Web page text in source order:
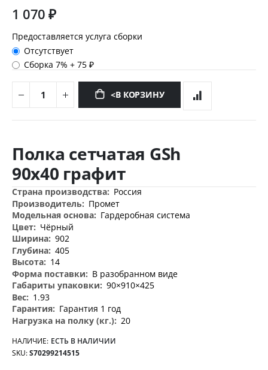
1 070 ₽
Предоставляется услуга сборки
Отсутствует
Сборка 7%+75 ₽
<В КОРЗИНУ
к
началу
изображений
Полка сетчатая GSh
90х40 графит
Дополнительная
информация
Россия
Промет
Гардеробная система
Чёрный
902
405
14
В разобранном виде
90×910×425
1.93
Гарантия 1 год
20
НАЛИЧИЕ: ЕСТЬ В НАЛИЧИИ
SKU S70299214515